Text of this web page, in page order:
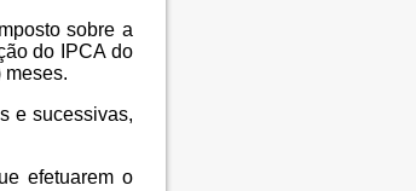
sobre a
do IPCA do
meses.
e sucessivas,
efetuarem o